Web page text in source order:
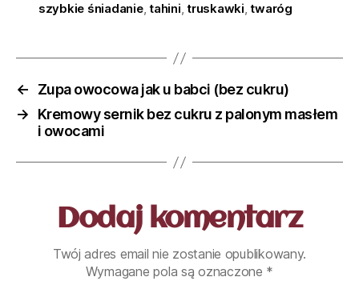
szybkie śniadanie,tahini,truskawki,twaróg
←
Zupa owocowa jak u babci (bez cukru)
→
Kremowy sernik bez cukru z palonym masłem
i owocami
Dodaj komentarz
Twój adres email nie zostanie opublikowany.
Wymagane pola są oznaczone *